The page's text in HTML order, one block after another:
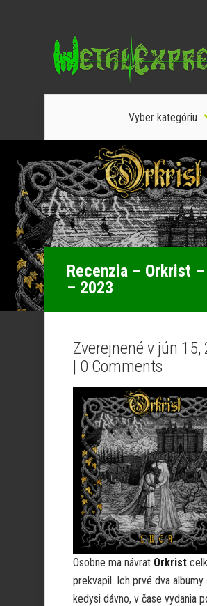
Vyber kategóriu
Recenzia – Orkrist –
– 2023
Zverejnené v jún 15,
| 0 Comments
Osobne ma návrat Orkrist
prekvapil. Ich prvé dva albumy
kedysi dávno, v čase vydania